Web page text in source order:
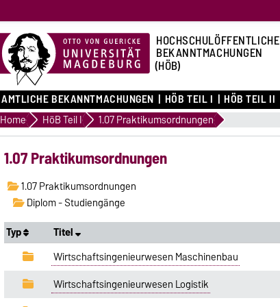
HOCHSCHULÖFFENTLICHE
BEKANNTMACHUNGEN
(HÖB)
AMTLICHE BEKANNTMACHUNGEN HÖB TEIL I HÖB TEIL II
Home HöB Teil I 1.07 Praktikumsordnungen
1.07 Praktikumsordnungen
1.07 Praktikumsordnungen
Diplom - Studiengänge
Typ
Titel
Wirtschaftsingenieurwesen Maschinenbau
Wirtschaftsingenieurwesen Logistik